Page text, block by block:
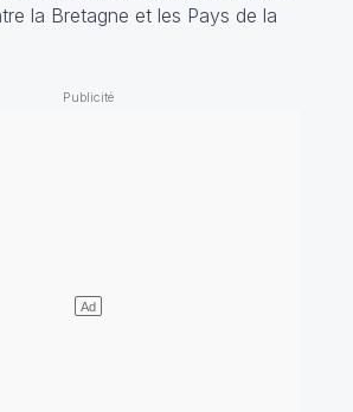
la Bretagne et les Pays de la